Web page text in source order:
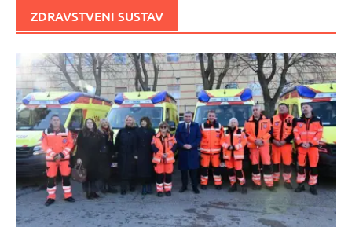
ZDRAVSTVENI SUSTAV